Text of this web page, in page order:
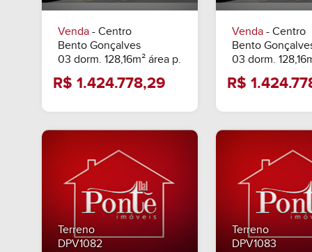
Venda - Centro
Bento Gonçalves
03 dorm. 128,16m² área p.
R$ 1.424.778,29
Venda - Centro
Bento
03 dorm.
R$
Terreno
DPV1082
Terreno
DPV1083